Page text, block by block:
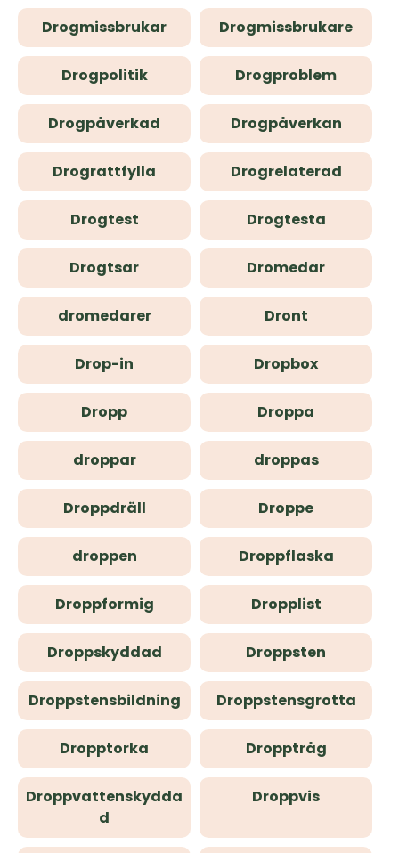
Drogmissbrukar Drogmissbrukare
Drogpolitik Drogproblem
Drogpåverkad Drogpåverkan
Drograttfylla Drogrelaterad
Drogtest Drogtesta
Drogtsar Dromedar
dromedarer Dront
Drop-in Dropbox
Dropp Droppa
droppar droppas
Droppdräll Droppe
droppen Droppflaska
Droppformig Dropplist
Droppskyddad Droppsten
Droppstensbildning Droppstensgrotta
Dropptorka Dropptråg
Droppvattenskydda
d
Droppvis